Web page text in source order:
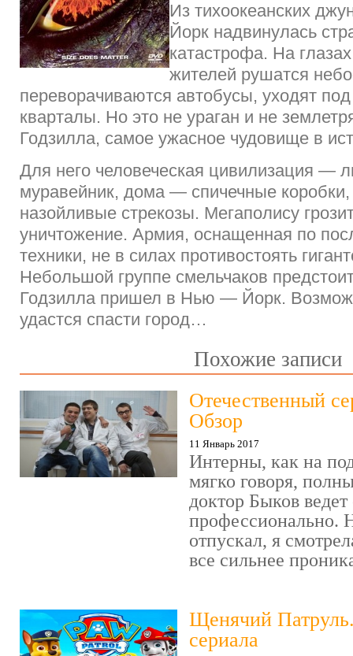
Из тихоокеанских
Йорк надвинулась
катастрофа. На
жителей рушатся
переворачиваются автобусы, уходят
кварталы. Но это не ураган и не
Годзилла, самое ужасное чудовище в
Для него человеческая цивилизация —
муравейник, дома — спичечные
назойливые стрекозы. Мегаполису
уничтожение. Армия, оснащенная по
техники, не в силах противостоять
Небольшой группе смельчаков
Годзилла пришел в Нью — Йорк.
удастся спасти город…
Похожие записи
Отечественный
Обзор
11 Январь 2017
Интерны, как на
мягко говоря,
доктор Быков ведет
профессионально.
отпускал, я
все сильнее
Щенячий
сериала